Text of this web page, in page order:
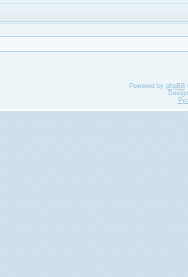
Powered by phpBB